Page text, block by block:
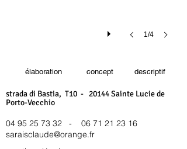
1/4
élaboration concept descriptif
strada di Bastia, T10 - 20144 Sainte Lucie de
Porto-Vecchio
04 95 25 73 32 - 06 71 21 23 16
saraisclaude@orange.fr